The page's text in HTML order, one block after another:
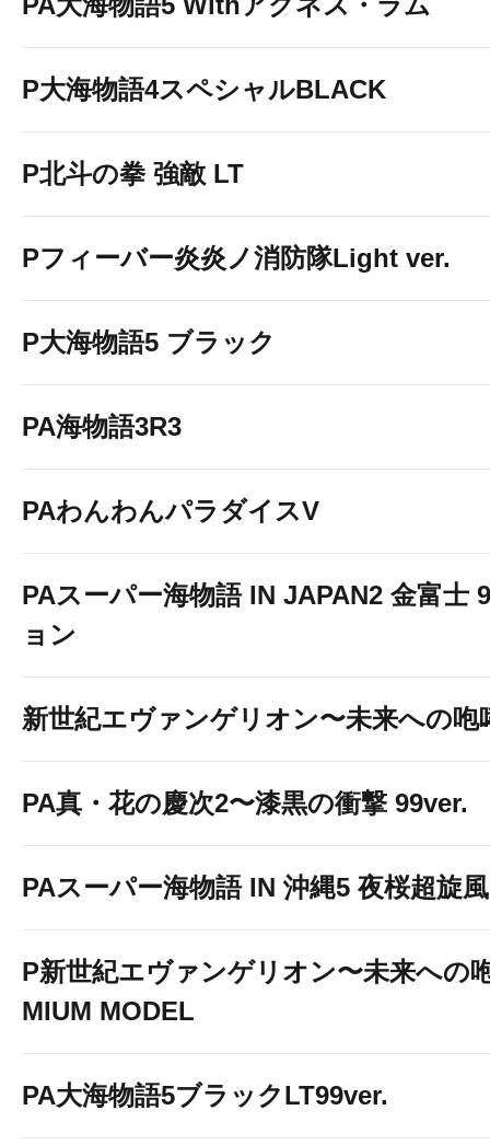
P大海物語4スペシャルBLACK
P北斗の拳 強敵 LT
Pフィーバー炎炎ノ消防隊Light ver.
P大海物語5 ブラック
PA海物語3R3
PAわんわんパラダイスV
PAスーパー海物語 IN JAPAN2 金富士
ョン
新世紀エヴァンゲリオン〜未来への咆
PA真・花の慶次2〜漆黒の衝撃 99ver.
PAスーパー海物語 IN 沖縄5 夜桜超旋
P新世紀エヴァンゲリオン〜未来への
MIUM MODEL
PA大海物語5ブラックLT99ver.